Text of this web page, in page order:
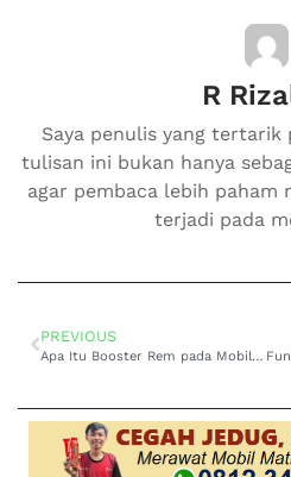
R
Saya penulis yang
tulisan ini bukan hanya
agar pembaca lebih paham
terjadi pada
PREVIOUS
Apa Itu Booster Rem pada Mobil Ini Fungsi dan Cara Kerjanya